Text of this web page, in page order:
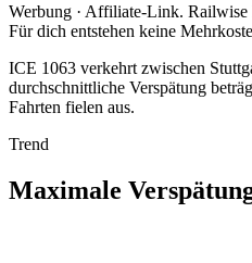
Werbung · Affiliate-Link. Railwise
Für dich entstehen keine
ICE 1063 verkehrt zwischen
durchschnittliche Verspätung
Fahrten fielen aus.
Trend
Maximale